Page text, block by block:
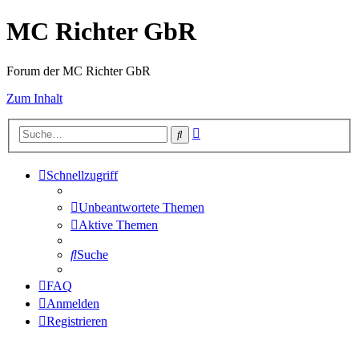
MC Richter GbR
Forum der MC Richter GbR
Zum Inhalt
Suche
Schnellzugriff
Unbeantwortete Themen
Aktive Themen
Suche
FAQ
Anmelden
Registrieren